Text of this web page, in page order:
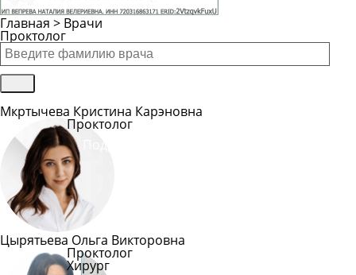
Главная > Врачи
Проктолог
Мкртычева Кристина Карэновна
Проктолог
Цырятьева Ольга Викторовна
Проктолог
Хирург